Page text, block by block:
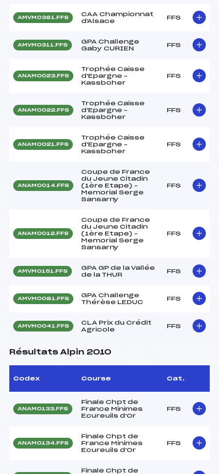
AMVM0381.FFS
CAA Championnat
d'Alsace
FFS
AMVM0311.FFS
GPA Challenge
Gaby CURIEN
FFS
ANAM0023.FFS
Trophée Caisse
d'Epargne –
Kassboher
FFS
ANAM0022.FFS
Trophée Caisse
d'Epargne –
Kassboher
FFS
ANAM0021.FFS
Trophée Caisse
d'Epargne –
Kassboher
FFS
ANAM0014.FFS
Coupe de France
du Jeune Citadin
(1ère Etape) –
Memorial Serge
Sansarny
FFS
ANAM0012.FFS
Coupe de France
du Jeune Citadin
(1ère Etape) –
Memorial Serge
Sansarny
FFS
AMVM0151.FFS
GPA GP de la Vallée
de la THUR
FFS
AMVM0081.FFS
GPA Challenge
Thérèse LEDUC
FFS
AMVM0041.FFS
CLA Prix du Crédit
Agricole
FFS
Résultats Alpin 2010
Codex Course Cat.
ANAM0133.FFS
Finale Chpt de
France Minimes
Ecureuils d'Or
FFS
ANAM0134.FFS
Finale Chpt de
France Minimes
Ecureuils d'Or
FFS
Finale Chpt de